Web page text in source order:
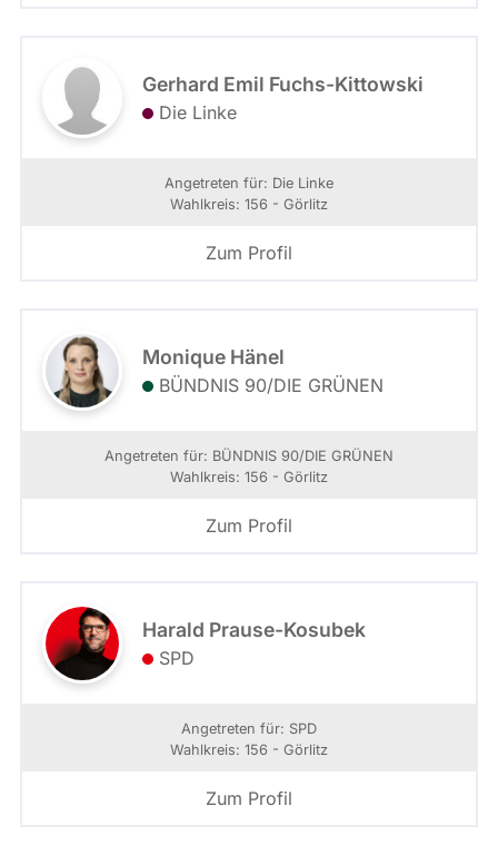
Gerhard Emil Fuchs-Kittowski
Die Linke
Angetreten für: Die Linke
Wahlkreis: 156 - Görlitz
Zum Profil
Monique Hänel
BÜNDNIS 90/­DIE GRÜNEN
Angetreten für: BÜNDNIS 90/­DIE GRÜNEN
Wahlkreis: 156 - Görlitz
Zum Profil
Harald Prause-Kosubek
SPD
Angetreten für: SPD
Wahlkreis: 156 - Görlitz
Zum Profil